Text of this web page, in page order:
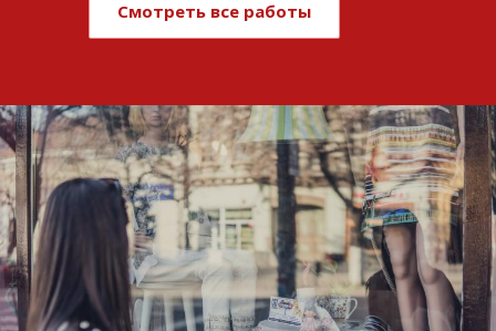
Смотреть все работы
Развитие и поддержка интернет-
витрины StepClub